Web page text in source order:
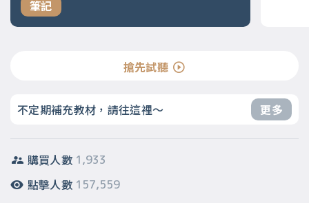
筆記
搶先試聽
不定期補充教材，請往這裡～ 更多
購買人數 1,933
點擊人數 157,559